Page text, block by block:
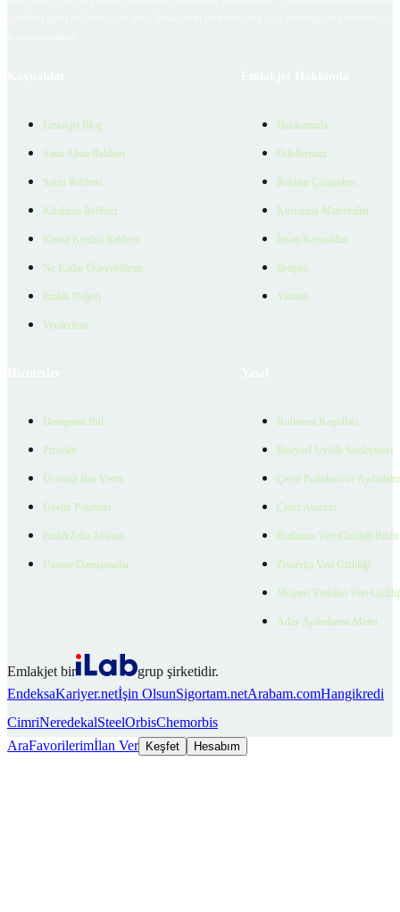
Emlakjet Blog
Satın Alma Rehberi
Satıcı Rehberi
Kiralama Rehberi
Konut Kredisi Rehberi
Ne Kadar Ödeyebilirim
Emlak Değeri
Verilerimiz
Hakkımızda
Ödüllerimiz
Reklam Çözümleri
Kurumsal Materyaller
İnsan Kaynakları
İletişim
Yardım
Danışman Bul
Projeler
Ücretsiz İlan Verin
Üyelik Paketleri
EmlakZeka Asistan
Uzman Danışmanlar
Kullanım Koşulları
Bireysel Üyelik Sözleşmesi
Çerez Politikası ve
Çerez Ayarları
Kullanıcı Veri Gizliliği
Ziyaretçi Veri Gizliliği
Müşteri Yetkilisi Veri
Aday Aydınlatma Metni
Emlakjet bir
grup şirketidir.
EndeksaKariyer.netİşin OlsunSigortam.netArabam.comHangikredi
CimriNeredekalSteelOrbisChemorbis
AraFavorilerimİlan Ver Keşfet Hesabım